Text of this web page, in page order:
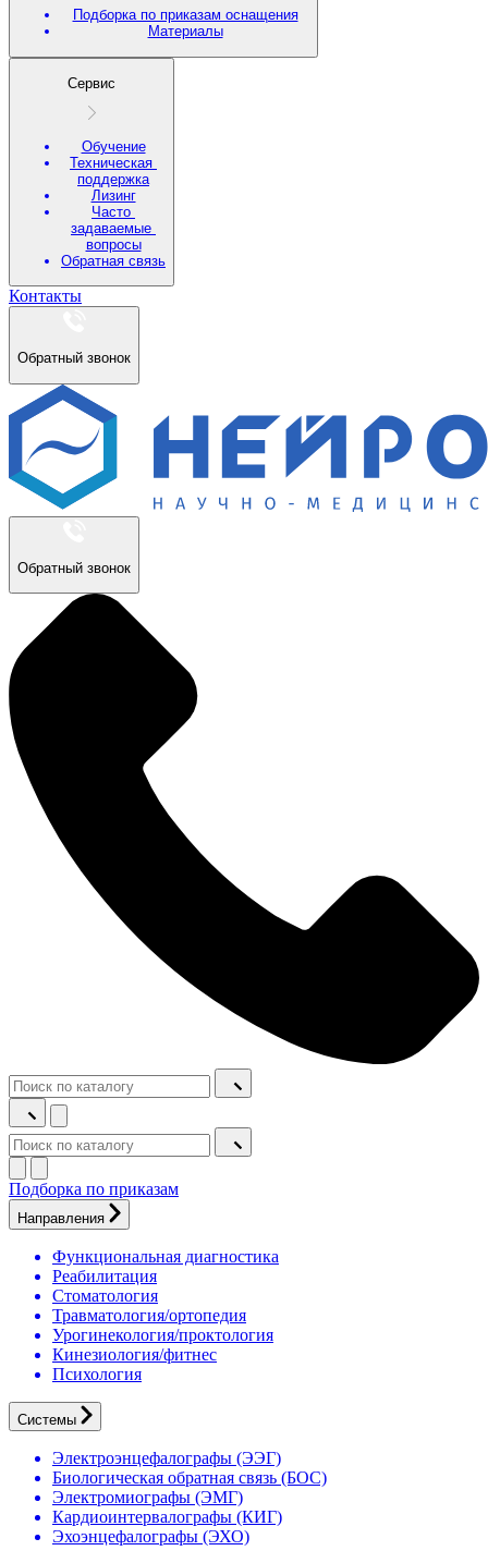
Подборка по приказам оснащения
Материалы
Сервис
Обучение
Техническая
поддержка
Лизинг
Часто
задаваемые
вопросы
Обратная связь
Контакты
Обратный звонок
Обратный звонок
Подборка по приказам
Направления
Функциональная диагностика
Реабилитация
Стоматология
Травматология/ортопедия
Урогинекология/проктология
Кинезиология/фитнес
Психология
Системы
Электроэнцефалографы (ЭЭГ)
Биологическая обратная связь (БОС)
Электромиографы (ЭМГ)
Кардиоинтервалографы (КИГ)
Эхоэнцефалографы (ЭХО)